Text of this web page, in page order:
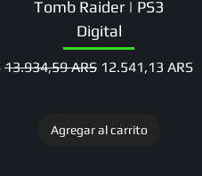
Tomb Raider | PS3
Digital
Precio
13.934,59 ARS Precio de oferta
12.541,13 ARS
Agregar al carrito